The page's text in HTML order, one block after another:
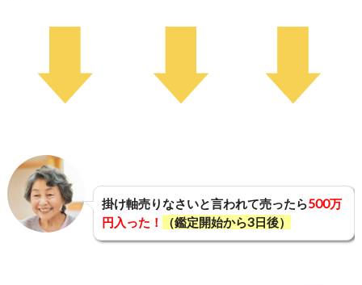
掛け軸売りなさいと言われて売ったら500万
円入った！
（鑑定開始から3日後）